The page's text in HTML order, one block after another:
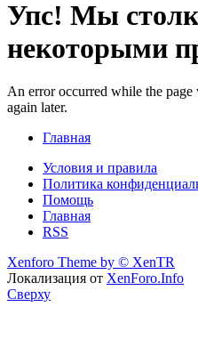
Упс! Мы
некоторыми
An error occurred while the page
again later.
Главная
Условия и правила
Политика
Помощь
Главная
RSS
Xenforo Theme by © XenTR
Локализация от XenForo.Info
Сверху